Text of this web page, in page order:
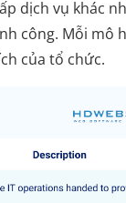
dịch vụ khác
công. Mỗi
của tổ chức.